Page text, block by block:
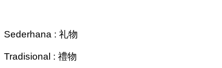
Sederhana : 礼物
Tradisional : 禮物